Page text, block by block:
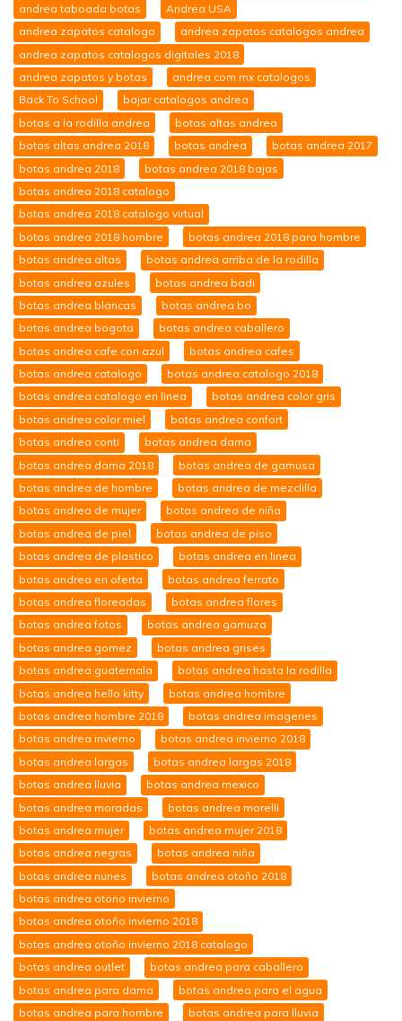
andrea taboada botas
Andrea USA
andrea zapatos catalogo
andrea zapatos catalogos andrea
andrea zapatos catalogos digitales 2018
andrea zapatos y botas
andrea.com.mx catalogos
Back To School
bajar catalogos andrea
botas a la rodilla andrea
botas altas andrea
botas altas andrea 2018
botas andrea
botas andrea 2017
botas andrea 2018
botas andrea 2018 bajas
botas andrea 2018 catalogo
botas andrea 2018 catalogo virtual
botas andrea 2018 hombre
botas andrea 2018 para hombre
botas andrea altas
botas andrea arriba de la rodilla
botas andrea azules
botas andrea badi
botas andrea blancas
botas andrea bo
botas andrea bogota
botas andrea caballero
botas andrea cafe con azul
botas andrea cafes
botas andrea catalogo
botas andrea catalogo 2018
botas andrea catalogo en linea
botas andrea color gris
botas andrea color miel
botas andrea confort
botas andrea conti
botas andrea dama
botas andrea dama 2018
botas andrea de gamusa
botas andrea de hombre
botas andrea de mezclilla
botas andrea de mujer
botas andrea de niña
botas andrea de piel
botas andrea de piso
botas andrea de plastico
botas andrea en linea
botas andrea en oferta
botas andrea ferrato
botas andrea floreadas
botas andrea flores
botas andrea fotos
botas andrea gamuza
botas andrea gomez
botas andrea grises
botas andrea guatemala
botas andrea hasta la rodilla
botas andrea hello kitty
botas andrea hombre
botas andrea hombre 2018
botas andrea imagenes
botas andrea invierno
botas andrea invierno 2018
botas andrea largas
botas andrea largas 2018
botas andrea lluvia
botas andrea mexico
botas andrea moradas
botas andrea morelli
botas andrea mujer
botas andrea mujer 2018
botas andrea negras
botas andrea niña
botas andrea nunes
botas andrea otoño 2018
botas andrea otono invierno
botas andrea otoño invierno 2018
botas andrea otoño invierno 2018 catalogo
botas andrea outlet
botas andrea para caballero
botas andrea para dama
botas andrea para el agua
botas andrea para hombre
botas andrea para lluvia